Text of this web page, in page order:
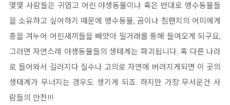
몇몇 사람들은 귀엽고 어린 야생동물이나 혹은 반대로 맹수동물들
을 소유하고 싶어하기 때문에 맹수동물, 곰이나 침팬지의 어미에게
총을 겨누어 어린새끼들을 빼앗아 밀거래를 통해 들여오게 되구요,
그러면 자연스레 야생동물들의 생태계는 파괴됩니다. 혹 다른 나라
로 들어와서 길러지다 실수나 고의로 자연에 버려지게되면 이 곳의
생태계가 무너지는 경우도 생기게 되죠. 하지만 가장 무서운건 사
람들의 안전!!!